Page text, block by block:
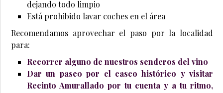
dejando todo limpio
Está prohibido lavar coches en el área
Recomendamos aprovechar el paso por la localidad
para:
Recorrer alguno de nuestros senderos del vino
Dar un paseo por el casco histórico y visitar
Recinto Amurallado por tu cuenta y a tu ritmo,